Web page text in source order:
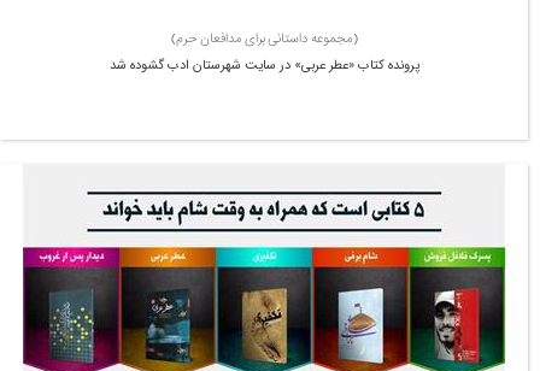
(مجموعه داستانی برای مدافعان حرم)
پرونده کتاب «عطر عربی» در سایت شهرستان ادب گشوده شد